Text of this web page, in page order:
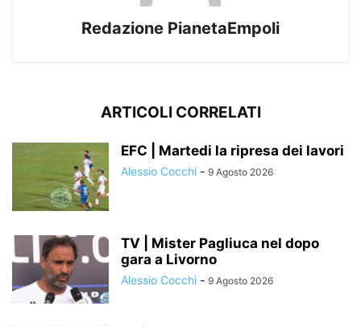
Redazione PianetaEmpoli
ARTICOLI CORRELATI
EFC | Martedi la ripresa dei lavori
Alessio Cocchi - 9 Agosto 2026
TV | Mister Pagliuca nel dopo
gara a Livorno
Alessio Cocchi - 9 Agosto 2026